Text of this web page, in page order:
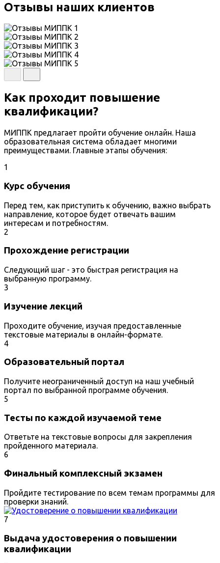
Отзывы наших клиентов
Как проходит повышение
квалификации?
МИППК предлагает пройти обучение онлайн. Наша
образовательная система обладает многими
преимуществами. Главные этапы обучения:
1
Курс обучения
Перед тем, как приступить к обучению, важно выбрать
направление, которое будет отвечать вашим
интересам и потребностям.
2
Прохождение регистрации
Следующий шаг - это быстрая регистрация на
выбранную программу.
3
Изучение лекций
Проходите обучение, изучая предоставленные
текстовые материалы в онлайн-формате.
4
Образовательный портал
Получите неограниченный доступ на наш учебный
портал по выбранной программе обучения.
5
Тесты по каждой изучаемой теме
Ответьте на текстовые вопросы для закрепления
пройденного материала.
6
Финальный комплексный экзамен
Пройдите тестирование по всем темам программы для
проверки знаний.
7
Выдача удостоверения о повышении
квалификации